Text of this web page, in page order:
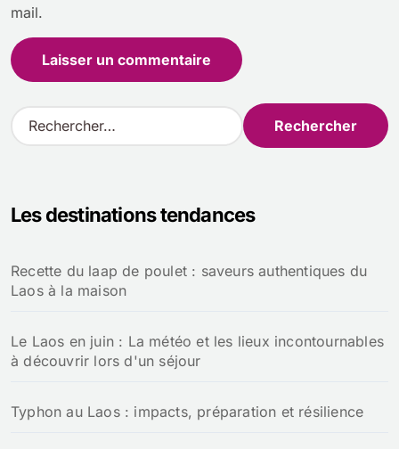
mail.
R
e
r
e
r
Les destinations tendances
Recette du laap de poulet : saveurs authentiques du
Laos à la maison
Le Laos en juin : La météo et les lieux incontournables
à découvrir lors d'un séjour
Typhon au Laos : impacts, préparation et résilience